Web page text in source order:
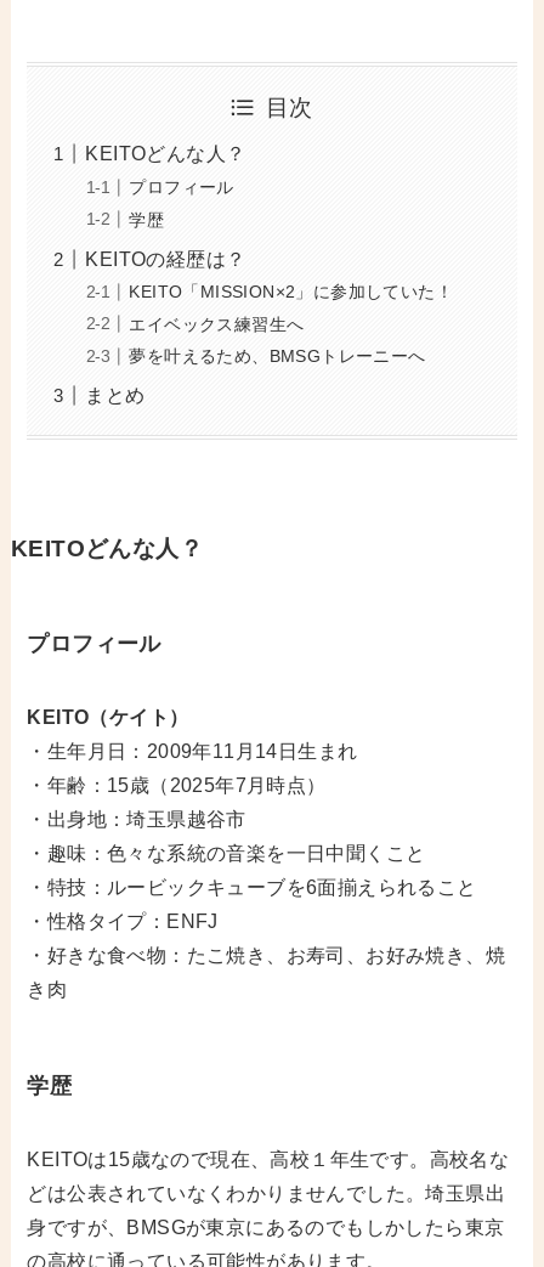
目次
KEITOどんな人？
プロフィール
学歴
KEITOの経歴は？
KEITO「MISSION×2」に参加していた！
エイベックス練習生へ
夢を叶えるため、BMSGトレーニーへ
まとめ
KEITOどんな人？
プロフィール
KEITO（ケイト）
・生年月日：2009年11月14日生まれ
・年齢：15歳（2025年7月時点）
・出身地：埼玉県越谷市
・趣味：色々な系統の音楽を一日中聞くこと
・特技：ルービックキューブを6面揃えられること
・性格タイプ：ENFJ
・好きな食べ物：たこ焼き、お寿司、お好み焼き、焼
き肉
学歴
KEITOは15歳なので現在、高校１年生です。高校名な
どは公表されていなくわかりませんでした。埼玉県出
身ですが、BMSGが東京にあるのでもしかしたら東京
の高校に通っている可能性があります。